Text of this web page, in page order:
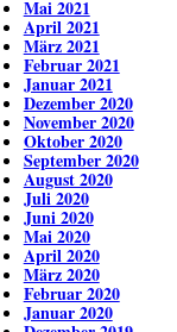
Mai 2021
April 2021
März 2021
Februar 2021
Januar 2021
Dezember 2020
November 2020
Oktober 2020
September 2020
August 2020
Juli 2020
Juni 2020
Mai 2020
April 2020
März 2020
Februar 2020
Januar 2020